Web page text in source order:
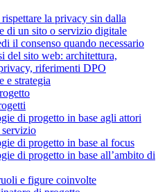
la privacy sin dalla
di un sito o servizio digitale
il consenso quando necessario
del sito web: architettura,
riferimenti DPO
e strategia
di progetto in base agli attori
di progetto in base al focus
di progetto in base all’ambito di
e figure coinvolte